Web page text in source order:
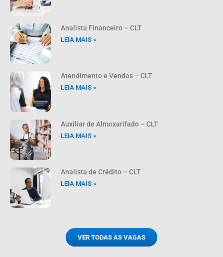
Analista Financeiro – CLT
LEIA MAIS »
Atendimento e Vendas – CLT
LEIA MAIS »
Auxiliar de Almoxarifado – CLT
LEIA MAIS »
Analista de Crédito – CLT
LEIA MAIS »
VER TODAS AS VAGAS